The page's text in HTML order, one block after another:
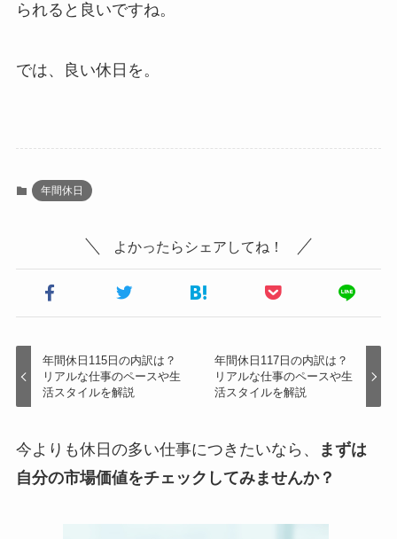
られると良いですね。
では、良い休日を。
年間休日
よかったらシェアしてね！
年間休日115日の内訳は？
リアルな仕事のペースや生
活スタイルを解説
年間休日117日の内訳は？
リアルな仕事のペースや生
活スタイルを解説
今よりも休日の多い仕事につきたいなら、
まずは
自分の市場価値をチェックしてみませんか？